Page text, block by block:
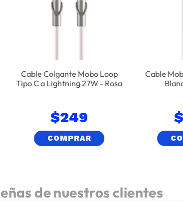
Cable Colgante Mobo Loop
Tipo C a Lightning 27W - Rosa
$249
COMPRAR
Cable
$